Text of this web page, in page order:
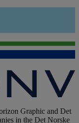
Graphic and Det
in the Det Norske